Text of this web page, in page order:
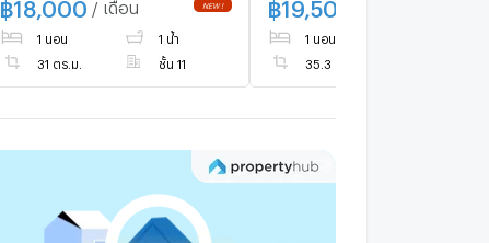
฿18,000 / เดือน
1 นอน 1 น้ำ
31 ตร.ม. ชั้น 11
฿19,500
1 นอน
35.3 ตร.ม.